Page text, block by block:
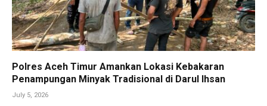
Polres Aceh Timur Amankan Lokasi Kebakaran
Penampungan Minyak Tradisional di Darul Ihsan
July 5, 2026